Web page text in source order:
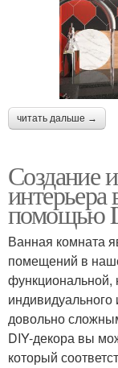
читать дальше →
Создание
помощью
Ванная комната
помещений в
функциональной,
довольно
DIY-декора вы
который